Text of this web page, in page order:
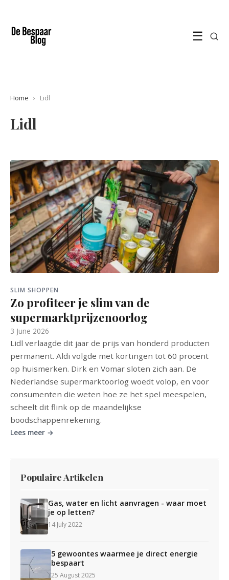
☰
Home › Lidl
Lidl
SLIM SHOPPEN
Zo profiteer je slim van de
supermarktprijzenoorlog
3 June 2026
Lidl verlaagde dit jaar de prijs van honderd producten
permanent. Aldi volgde met kortingen tot 60 procent
op huismerken. Dirk en Vomar sloten zich aan. De
Nederlandse supermarktoorlog woedt volop, en voor
consumenten die weten hoe ze het spel meespelen,
scheelt dit flink op de maandelijkse
boodschappenrekening.
Lees meer →
Populaire Artikelen
Gas, water en licht aanvragen - waar moet
je op letten?
14 July 2022
5 gewoontes waarmee je direct energie
bespaart
25 August 2025